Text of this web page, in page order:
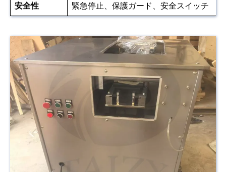
安全性 緊急停止、保護ガード、安全スイッチ